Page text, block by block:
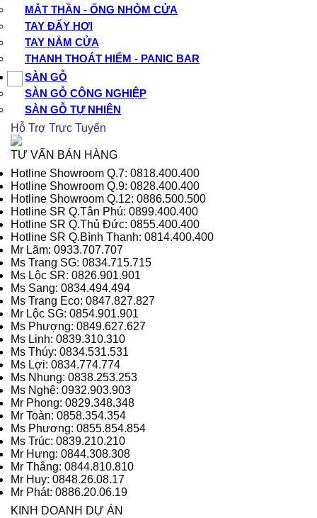
MẮT THẦN - ỐNG NHÒM CỬA
TAY ĐẨY HƠI
TAY NẮM CỬA
THANH THOÁT HIỂM - PANIC BAR
SÀN GỖ
SÀN GỖ CÔNG NGHIỆP
SÀN GỖ TỰ NHIÊN
Hỗ Trợ Trực Tuyến
TƯ VẤN BÁN HÀNG
Hotline Showroom Q.7: 0818.400.400
Hotline Showroom Q.9: 0828.400.400
Hotline Showroom Q.12: 0886.500.500
Hotline SR Q.Tân Phú: 0899.400.400
Hotline SR Q.Thủ Đức: 0855.400.400
Hotline SR Q.Bình Thạnh: 0814.400.400
Mr Lãm: 0933.707.707
Ms Trang SG: 0834.715.715
Ms Lộc SR: 0826.901.901
Ms Sang: 0834.494.494
Ms Trang Eco: 0847.827.827
Mr Lộc SG: 0854.901.901
Ms Phượng: 0849.627.627
Ms Linh: 0839.310.310
Ms Thúy: 0834.531.531
Ms Lợi: 0834.774.774
Ms Nhung: 0838.253.253
Ms Nghệ: 0932.903.903
Mr Phong: 0829.348.348
Mr Toàn: 0858.354.354
Ms Phương: 0855.854.854
Ms Trúc: 0839.210.210
Mr Hưng: 0844.308.308
Mr Thắng: 0844.810.810
Mr Huy: 0848.26.08.17
Mr Phát: 0886.20.06.19
KINH DOANH DỰ ÁN